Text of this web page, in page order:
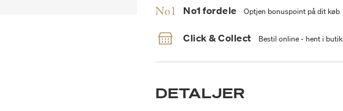
No1 fordele Optjen bonuspoint på dit køb
Click & Collect Bestil online - hent i
DETALJER